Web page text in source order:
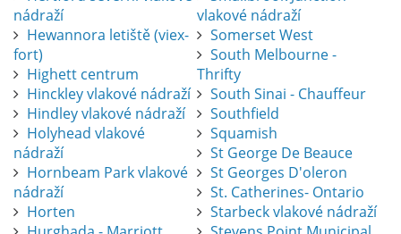
nádraží
Hewannora letiště (viex-
fort)
Highett centrum
Hinckley vlakové nádraží
Hindley vlakové nádraží
Holyhead vlakové
nádraží
Hornbeam Park vlakové
nádraží
Horten
vlakové nádraží
Somerset West
South Melbourne -
Thrifty
South Sinai - Chauffeur
Southfield
Squamish
St George De Beauce
St Georges D'oleron
St. Catherines- Ontario
Starbeck vlakové nádraží